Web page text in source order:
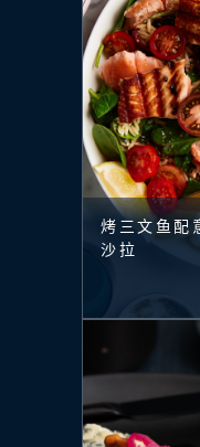
烤三文鱼配
沙拉